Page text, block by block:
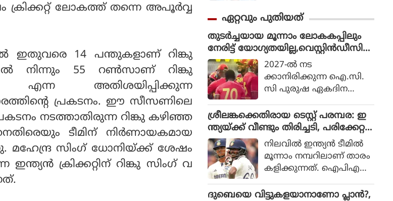
ലോകത്ത് തന്നെ അപൂർവ്വ
ഇതുവരെ 14 പന്തുകളാണ് റിങ്കു
നിന്നും 55 റൺസാണ് റിങ്കു
എന്ന അതിശയിപ്പിക്കുന്ന
പ്രകടനം. ഈ സീസണിലെ
നടത്താതിരുന്ന റിങ്കു കഴിഞ്ഞ
ടീമിന് നിർണായകമായ
സിംഗ് ധോനിയ്ക്ക് ശേഷം
ക്രിക്കറ്റിന് റിങ്കു സിംഗ് വ
യുടെയും വിരാട്
കോലിയുടെയും ഭാവിയെ
സംബന്ധിച്ചുള്ള ചര്‍ച്ചകള്‍
കൊഴുക്കുന്നതിനിടെ വിഷ
യത്തില്‍ പ്രതികരണ
വുമായി മുന്‍ ഇന്ത്യന്‍
താരം മുഹമ്മദ് കൈഫ്.
ഏറ്റവും പുതിയത്
തുടർച്ചയായ മൂന്നാം ലോകകപ്പിലും
നേരിട്ട് യോഗ്യതയില്ല,വെസ്റ്റിൻഡീസിന്
ഇനി ക്വാളിഫയർ പരീക്ഷ
2027-ല്‍ നട
ക്കാനിരിക്കുന്ന ഐ.സി.
സി പുരുഷ ഏകദിന
യോഗ്യത നേടുന്നതില്‍
വിന്‍ഡീസ് പരാജയപ്പെട്ടു.
ഇത് തുടര്‍ച്ചയായ മൂന്നാം
തവണയാണ് വെസ്റ്റ് ഇ
ന്‍ഡീസിന് ലോകക
പ്പിലേക്ക് നേരിട്ട് യോഗ്യത
നേടാന്‍ സാധിക്കാതെ
പോകുന്നത്.
ശ്രീലങ്കക്കെതിരായ ടെസ്റ്റ് പരമ്പര: ഇ
ന്ത്യയ്ക്ക് വീണ്ടും തിരിച്ചടി, പരിക്കേറ്റ
സായ് സുദർശൻ പുറത്ത്, പകരക്കാര
നെ ഉടൻ പ്രഖ്യാപിക്കും
നിലവില്‍ ഇന്ത്യന്‍ ടീമില്‍
മൂന്നാം നമ്പറിലാണ് താരം
കളിക്കുന്നത്. ഐപിഎ
അഫ്ഗാന്‍ ടെസ്റ്റ് മത്സര
ദുബെയെ വിട്ടുകളയാനാണോ പ്ലാൻ?,